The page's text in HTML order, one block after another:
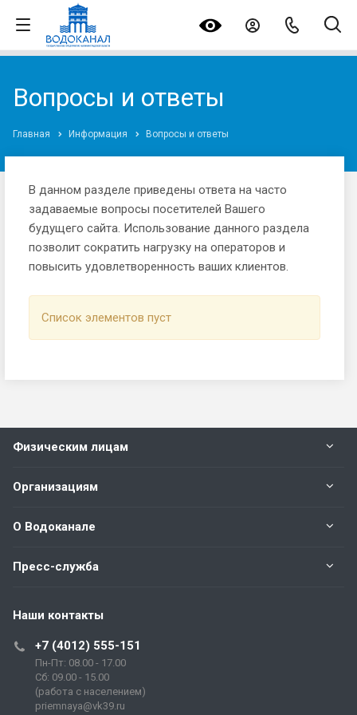
Вопросы и ответы
Главная Информация Вопросы и ответы
В данном разделе приведены ответа на часто
задаваемые вопросы посетителей Вашего
будущего сайта. Использование данного раздела
позволит сократить нагрузку на операторов и
повысить удовлетворенность ваших клиентов.
Список элементов пуст
Физическим лицам
Организациям
О Водоканале
Пресс-служба
Наши контакты
+7 (4012) 555-151
Пн-Пт: 08.00 - 17.00
Сб: 09.00 - 15.00
(работа с населением)
priemnaya@vk39.ru